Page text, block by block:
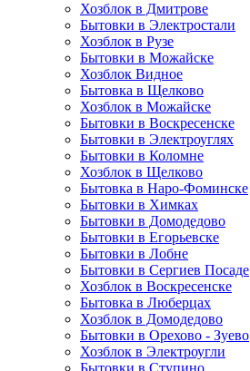
Хозблок в Дмитрове
Бытовки в Электростали
Хозблок в Рузе
Бытовки в Можайске
Хозблок Видное
Бытовкa в Щелково
Хозблок в Можайске
Бытовки в Воскресенске
Бытовки в Электроуглях
Бытовки в Коломне
Хозблок в Щелково
Бытовка в Наро-Фоминске
Бытовки в Химках
Бытовки в Домодедово
Бытовки в Егорьевске
Бытовки в Лобне
Бытовки в Сергиев Посаде
Хозблок в Воскресенске
Бытовка в Люберцах
Хозблок в Домодедово
Бытовки в Орехово - Зуево
Хозблок в Электроугли
Бытовки в Ступино